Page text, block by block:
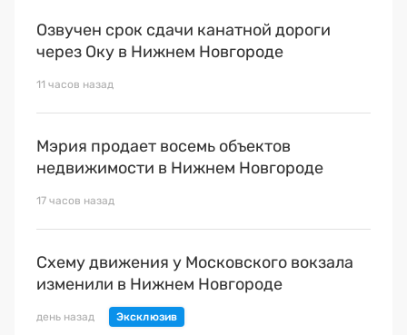
Озвучен срок сдачи канатной дороги
через Оку в Нижнем Новгороде
11 часов назад
Мэрия продает восемь объектов
недвижимости в Нижнем Новгороде
17 часов назад
Схему движения у Московского вокзала
изменили в Нижнем Новгороде
день назад